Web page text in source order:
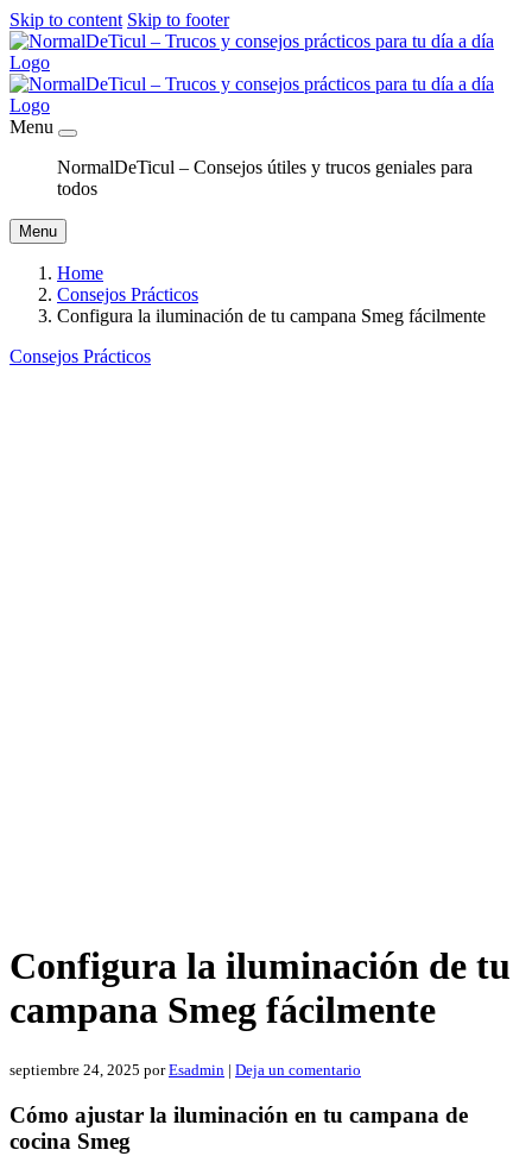
Skip to content Skip to footer
Menu
NormalDeTicul – Consejos útiles y trucos geniales para
todos
Menu
Home
Consejos Prácticos
Configura la iluminación de tu campana Smeg fácilmente
Consejos Prácticos
Configura la iluminación de tu
campana Smeg fácilmente
septiembre 24, 2025 porEsadmin | Deja un comentario
Cómo ajustar la iluminación en tu campana de
cocina Smeg